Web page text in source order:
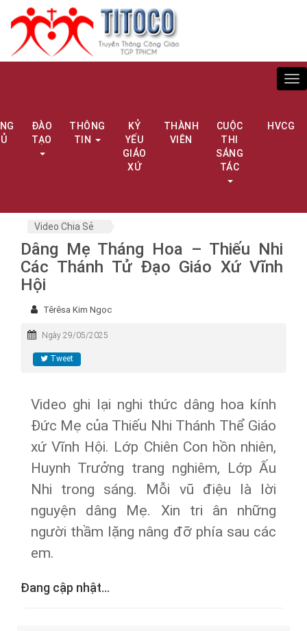
ĐÀO
TẠO
THÔNG
TIN
KỶ
YẾU
GIÁO
XỨ
THÀNH
VIÊN
CUỘC
THI
SÁNG
TÁC
HVCG
Video Chia Sẻ
Dâng Mẹ Tháng Hoa – Thiếu Nhi
Các Thánh Tử Đạo Giáo Xứ Vĩnh
Hội
Têrêsa Kim Ngọc
Ngày 29/05/2025
Tweet
Video ghi lại nghi thức dâng hoa kính
Đức Mẹ của Thiếu Nhi Thánh Thể Giáo
xứ Vĩnh Hội. Lớp Chiên Con hồn nhiên,
Huynh Trưởng trang nghiêm, Lớp Ấu
Nhi trong sáng. Mỗi vũ điệu là lời
nguyện dâng Mẹ. Xin tri ân những
người thầm lặng nâng đỡ phía sau các
em.
Đang cập nhật...